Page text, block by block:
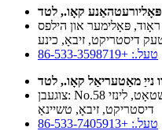
באַאָשאַן ראָוד, פּאָלימער און הילפס
דיסטריקט, זיבאָ, כינע
טעל.: +86-533-3598719
צוגעבן: No.58 פענגגואַן ראָוד, דזשינסשאַן שטאָט, לינזי
דיסטריקט, זיבאָ, טשיינאַ
טעל.: +86-533-7405913